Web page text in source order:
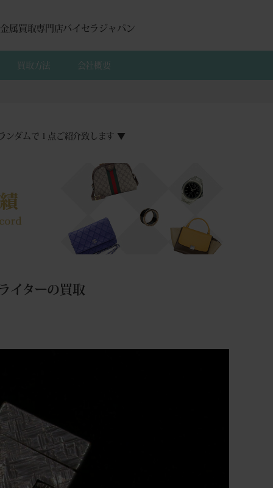
属買取専門店バイセラジャパン
買取方法 会社概要
ンダムで１点ご紹介致します ▼
イターの買取